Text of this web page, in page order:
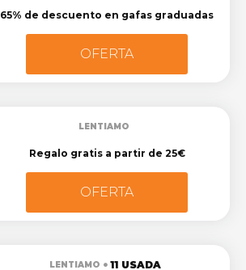
65% de descuento en gafas graduadas
OFERTA
LENTIAMO
Regalo gratis a partir de 25€
OFERTA
LENTIAMO 11 USADA